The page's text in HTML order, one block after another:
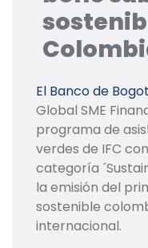
El Banco de
Global SME
programa de
verdes de IFC
categoría
la emisión del
sostenible
internacional.